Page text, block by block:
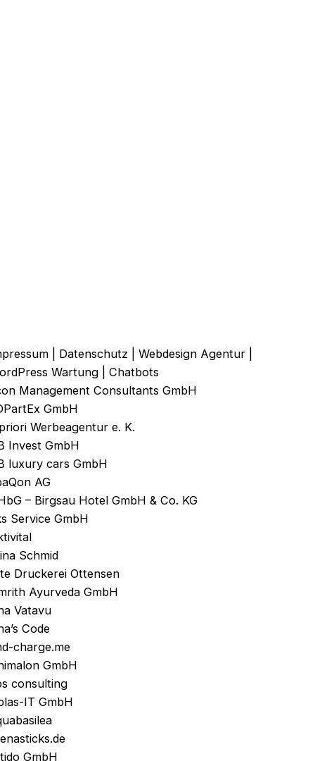
Datenschutz Webdesign Agentur
Wartung
Chatbots
Management Consultants GmbH
GmbH
Werbeagentur e. K.
Invest GmbH
luxury cars GmbH
AG
– Birgsau Hotel GmbH & Co. KG
Service GmbH
Schmid
Druckerei Ottensen
Ayurveda GmbH
Vatavu
Code
charge.me
GmbH
consulting
IT GmbH
GmbH